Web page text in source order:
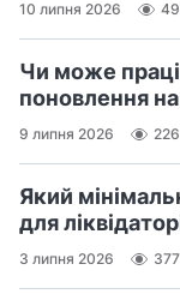
10 липня 2026
Чи може
поновлення на
9 липня 2026 226
Який
для
3 липня 2026 377